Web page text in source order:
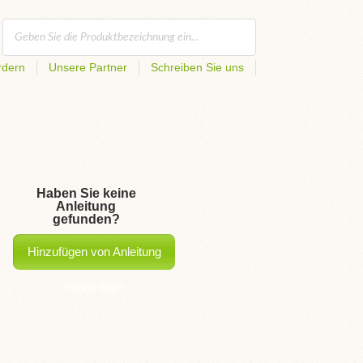
Unsere Partner Schreiben Sie uns
Haben Sie keine
Anleitung
gefunden?
Hinzufügen von Anleitung